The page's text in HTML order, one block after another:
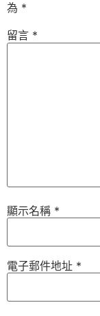
為 *
留言 *
顯示名稱 *
電子郵件地址 *